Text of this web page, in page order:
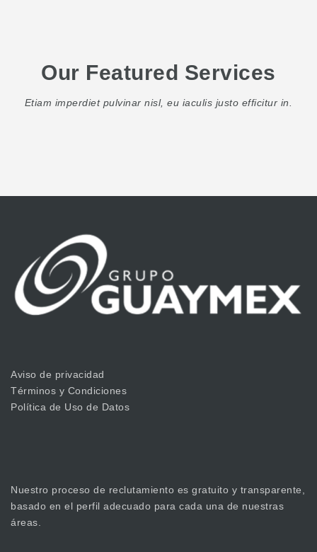
Our Featured Services
Etiam imperdiet pulvinar nisl, eu iaculis justo efficitur in.
Aviso de privacidad
Términos y Condiciones
Política de Uso de Datos
Nuestro proceso de reclutamiento es gratuito y transparente,
basado en el perfil adecuado para cada una de nuestras
áreas.